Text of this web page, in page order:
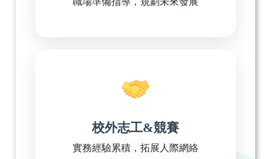
校外志工&競賽
實務經驗累積，拓展人際網絡